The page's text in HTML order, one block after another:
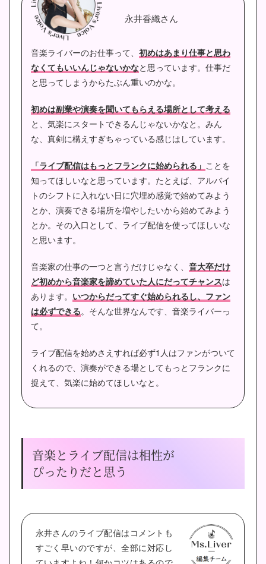
永井香織さん
音楽ライバーのお仕事って、 初めはあまり仕事と思わ
なくてもいいんじゃないかなと思っています。仕事だ
と思ってしまうからたぶん重いのかな。
初めは副業や演奏を聞いてもらえる場所として考える
と、気楽にスタートできるんじゃないかなと。みん
な、真剣に構えすぎちゃっている感じはしています。
「ライブ配信はもっとフランクに始められる」 ことを
知ってほしいなと思っています。たとえば、アルバイ
トのシフトに入れない日に穴埋め感覚で始めてみよう
とか、演奏できる場所を増やしたいから始めてみよう
とか。その入口として、ライブ配信を使ってほしいな
と思います。
音楽家の仕事の一つと言うだけじゃなく、 音大卒だけ
ど初めから音楽家を諦めていた人にだってチャンスは
あります。 いつからだってすぐ始められるし、ファン
は必ずできる。そんな世界なんです、音楽ライバーっ
て。
ライブ配信を始めさえすれば必ず1人はファンがついて
くれるので、演奏ができる場としてもっとフランクに
捉えて、気楽に始めてほしいなと。
音楽とライブ配信は相性が
ぴったりだと思う
永井さんのライブ配信はコメントも
すごく早いのですが、全部に対応し